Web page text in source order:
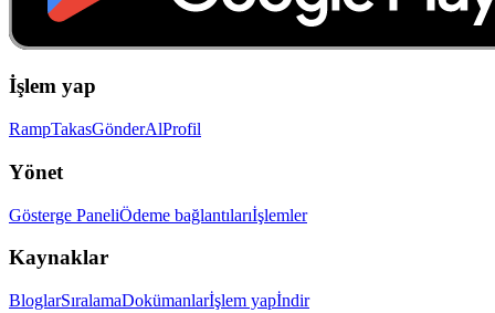
İşlem yap
RampTakasGönderAlProfil
Yönet
Gösterge PaneliÖdeme bağlantılarıİşlemler
Kaynaklar
BloglarSıralamaDokümanlarİşlem yapİndir